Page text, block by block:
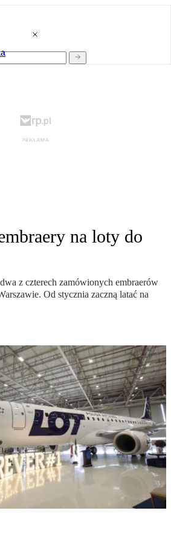
na loty do
z czterech zamówionych embraerów
Od stycznia zaczną latać na